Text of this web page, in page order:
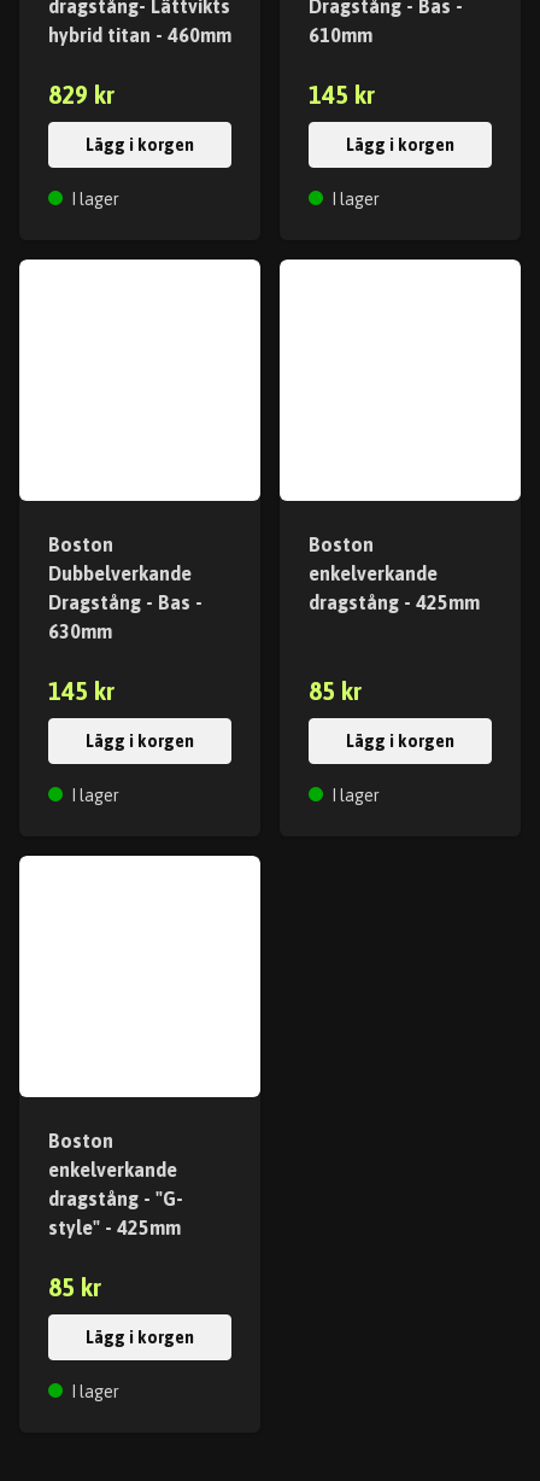
dragstång- Lättvikts
hybrid titan - 460mm
829 kr
Lägg i korgen
I lager
Dragstång - Bas -
610mm
145 kr
Lägg i korgen
I lager
Boston
Dubbelverkande
Dragstång - Bas -
630mm
145 kr
Lägg i korgen
I lager
Boston
enkelverkande
dragstång - 425mm
85 kr
Lägg i korgen
I lager
Boston
enkelverkande
dragstång - "G-
style" - 425mm
85 kr
Lägg i korgen
I lager